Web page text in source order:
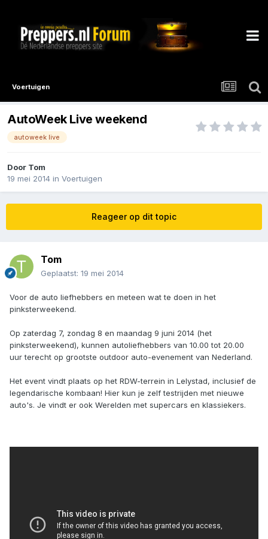
Voertuigen
AutoWeek Live weekend
autoweek live
Door Tom
19 mei 2014 in Voertuigen
Reageer op dit topic
Tom
Geplaatst: 19 mei 2014
Voor de auto liefhebbers en meteen wat te doen in het
pinksterweekend.
Op zaterdag 7, zondag 8 en maandag 9 juni 2014 (het
pinksterweekend), kunnen autoliefhebbers van 10.00 tot 20.00
uur terecht op grootste outdoor auto-evenement van Nederland.
Het event vindt plaats op het RDW-terrein in Lelystad, inclusief de
legendarische kombaan! Hier kun je zelf testrijden met nieuwe
auto's. Je vindt er ook Werelden met supercars en klassiekers.